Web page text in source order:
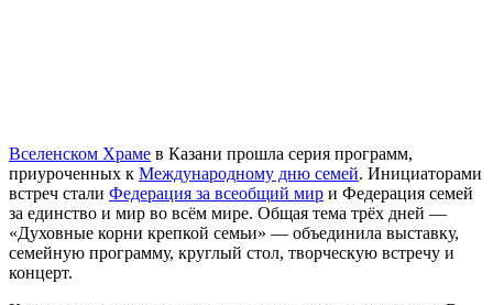
Вселенском Храме в Казани прошла серия программ,
приуроченных к Международному дню семей. Инициаторами
встреч стали Федерация за всеобщий мир и Федерация семей
за единство и мир во всём мире. Общая тема трёх дней —
«Духовные корни крепкой семьи» — объединила выставку,
семейную программу, круглый стол, творческую встречу и
концерт.